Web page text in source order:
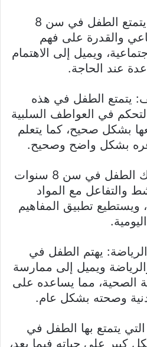
7- الإدراك الاجتماعي: يتمتع الطفل في سن 8
والقدرة على فهم
ويميل إلى الاهتمام
عند الحاجة.
يتمتع الطفل في هذه
في العواطف السلبية
بشكل صحيح، كما يتعلم
بشكل واضح وصحيح.
9- التعلم النشط: يمتلك الطفل في سن 8 سنوات
والتفاعل مع المواد
تطبيق المفاهيم
يهتم الطفل في
ويميل إلى ممارسة
الصحية، مما يساعده على
وصحته بشكل عام.
يتمتع بها الطفل في
كبير على حياته فيما بعد،